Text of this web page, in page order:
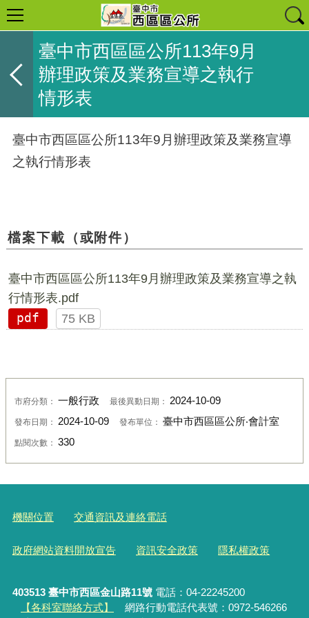
臺中市西區區公所113年9月
辦理政策及業務宣導之執行
情形表
臺中市西區區公所113年9月辦理政策及業務宣導
之執行情形表
檔案下載（或附件）
臺中市西區區公所113年9月辦理政策及業務宣導之執
行情形表.pdf
pdf
75 KB
市府分類： 一般行政 最後異動日期： 2024-10-09
發布日期： 2024-10-09 發布單位： 臺中市西區區公所‧會計室
點閱次數： 330
機關位置 交通資訊及連絡電話
政府網站資料開放宣告 資訊安全政策 隱私權政策
403513 臺中市西區金山路11號電話：04-22245200
【各科室聯絡方式】
網路行動電話代表號：0972-546266